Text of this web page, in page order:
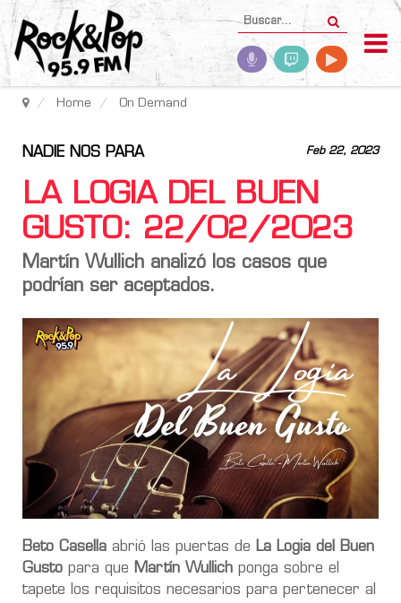
Home On Demand
Feb 22, 2023
NADIE NOS PARA
LA LOGIA DEL BUEN
GUSTO: 22/02/2023
Martín Wullich analizó los casos que
podrían ser aceptados.
Beto Casella abrió las puertas de La Logia del Buen
Gusto para que Martín Wullich ponga sobre el
tapete los requisitos necesarios para pertenecer al